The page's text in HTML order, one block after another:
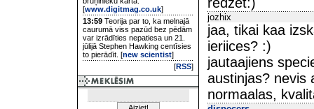
[www.digitmag.co.uk]
13:59 Teorija par to, ka melnajā
caurumā viss pazūd bez pēdām
var izrādīties nepatiesa un 21.
jūlijā Stephen Hawking centīsies
to pierādīt. [new scientist]
[RSS]
jozhix
jaa, tikai kaa
ieriices? :)
jautaajiens
austinjas? nevis
normaalas,